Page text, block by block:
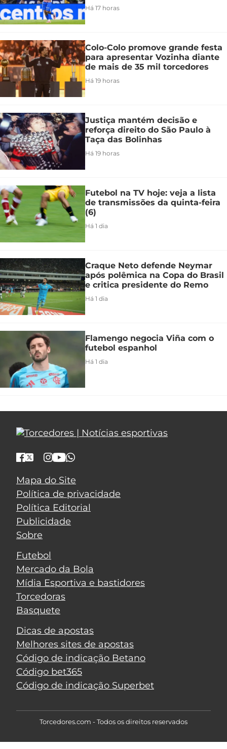
Há 17 horas
Colo-Colo promove grande festa
para apresentar Vozinha diante
de mais de 35 mil torcedores
Há 19 horas
Justiça mantém decisão e
reforça direito do São Paulo à
Taça das Bolinhas
Há 19 horas
Futebol na TV hoje: veja a lista
de transmissões da quinta-feira
(6)
Há 1 dia
Craque Neto defende Neymar
após polêmica na Copa do Brasil
e critica presidente do Remo
Há 1 dia
Flamengo negocia Viña com o
futebol espanhol
Há 1 dia
Mapa do Site
Política de privacidade
Política Editorial
Publicidade
Sobre
Futebol
Mercado da Bola
Mídia Esportiva e bastidores
Torcedoras
Basquete
Dicas de apostas
Melhores sites de apostas
Código de indicação Betano
Código bet365
Código de indicação Superbet
Torcedores.com - Todos os direitos reservados